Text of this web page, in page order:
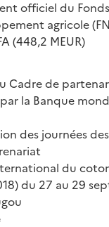
officiel du
agricole
(448,2 MEUR)
Cadre de
la Banque
des journées
du
du 27 au 29